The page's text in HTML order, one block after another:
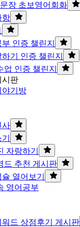
장 초보영어회화
항
인증 챌린지
기 인증 챌린지
업 인증 챌린지
시판
야기방
사
자랑하기
드 추천 게시판
열어보기
영어공부
워드 상점후기 게시판